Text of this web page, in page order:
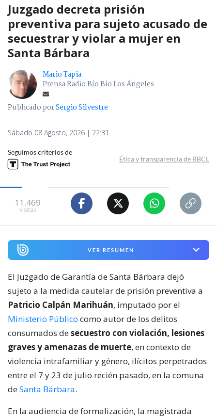
Juzgado decreta prisión
preventiva para sujeto acusado de
secuestrar y violar a mujer en
Santa Bárbara
Mario Tapia
Prensa Radio Bío Bío Los Ángeles
Publicado porSergio Silvestre
Sábado 08 Agosto, 2026 | 22:31
Seguimos criterios de
Ética y transparencia de BBCL
11.469
visitas
VER RESUMEN
El Juzgado de Garantía de Santa Bárbara dejó
sujeto a la medida cautelar de prisión preventiva a
Patricio Calpán Marihuán, imputado por el
Ministerio Público como autor de los delitos
consumados desecuestro con violación, lesiones
graves y amenazas de muerte, en contexto de
violencia intrafamiliar y género, ilícitos perpetrados
entre el 7 y 23 de julio recién pasado, en la comuna
deSanta Bárbara.
En la audiencia de formalización, la magistrada